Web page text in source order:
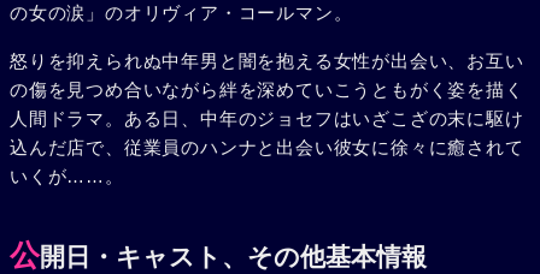
の女の涙」のオリヴィア・コールマン。
怒りを抑えられぬ中年男と闇を抱える女性が出会い、お互い
の傷を見つめ合いながら絆を深めていこうともがく姿を描く
人間ドラマ。ある日、中年のジョセフはいざこざの末に駆け
込んだ店で、従業員のハンナと出会い彼女に徐々に癒されて
いくが……。
公開日・キャスト、その他基本情報